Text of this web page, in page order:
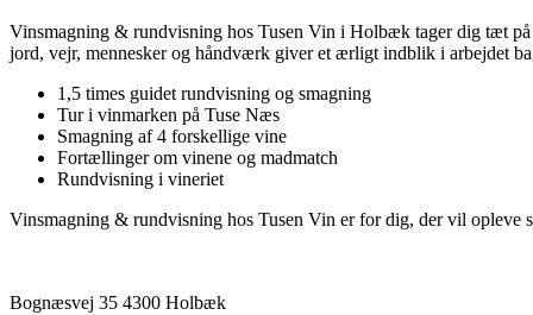
Vinsmagning & rundvisning hos Tusen Vin i Holbæk tager dig tæt
jord, vejr, mennesker og håndværk giver et ærligt indblik i arbejdet
1,5 times guidet rundvisning og smagning
Tur i vinmarken på Tuse Næs
Smagning af 4 forskellige vine
Fortællinger om vinene og madmatch
Rundvisning i vineriet
Vinsmagning & rundvisning hos Tusen Vin er for dig, der vil opleve
Bognæsvej 35 4300 Holbæk